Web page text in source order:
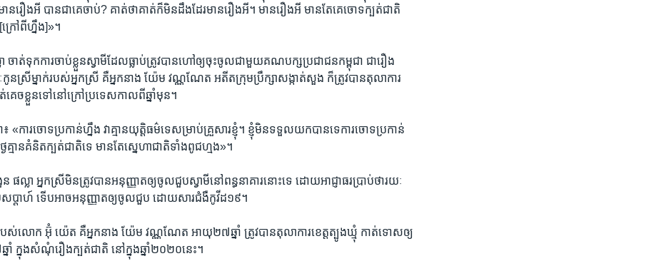
ាន​រឿង​អី បាន​ជា​គេ​ចាប់? គាត់​ថា​គាត់​ក៏​មិន​ដឹង​ដែរ​មាន​រឿង​អី។ មាន​រឿង​អី មាន​តែ​គេ​ចោទ​ក្បត់​ជាតិ​
រៅពី​ហ្នឹង]​»។
ចាត់​ទុក​ការ​ចាប់​ខ្លួនស្វាមី​ដែល​ធ្លាប់​ត្រូវ​បាន​ហៅ​ឲ្យ​ចុះ​ចូល​ជាមួយ​គណបក្ស​ប្រជា​ជន​កម្ពុជា ជា​រឿង​
ស្រី​ម្នាក់​របស់​អ្នកស្រី គឺ​អ្នកនាង យ៉ែម វណ្ណ​ណែត អតីត​ក្រុម​ប្រឹក្សា​សង្កាត់​សួង ក៏​ត្រូវ​បាន​តុលាការ​
េច​ខ្លួន​ទៅ​នៅ​ក្រៅ​ប្រទេស​កាល​ពី​ឆ្នាំ​មុន។
៖ «ការ​ចោទ​ប្រកាន់​ហ្នឹង វា​គ្មាន​យុត្តិធម៌​ទេ​សម្រាប់​គ្រួសារ​ខ្ញុំ។ ខ្ញុំ​មិន​ទទួលយក​បាន​ទេ​ការ​ចោទ​ប្រកាន់​
ៃ​គ្មាន​គំនិត​ក្បត់​ជាតិ​ទេ មាន​តែ​ស្នេហា​ជាតិ​ទាំង​ពូជ​ហ្មង»។
ផល្លា អ្នកស្រី​មិន​ត្រូវ​បាន​អនុញ្ញាត​ឲ្យ​ចូល​ជួបស្វាមី​នៅ​ពន្ធនាគារ​នោះ​ទេ ដោយ​អាជ្ញាធរ​ប្រាប់​ថា​រយៈ​
តាហ៍ ទើប​អាចអនុញ្ញាត​ឲ្យចូល​ជួប ដោយសារ​ជំងឺ​កូវីដ​១៩។
លោក អ៊ុំ យ៉េត គឺ​អ្នកនាង យ៉ែម វណ្ណ​ណែត អាយុ​២៧​ឆ្នាំ ​ត្រូវ​បាន​តុលាការ​ខេត្ត​ត្បូង​ឃ្មុំ ​កាត់​ទោស​ឲ្យ​
ឆ្នាំ ក្នុង​សំណុំ​រឿង​ក្បត់​ជាតិ នៅ​ក្នុង​ឆ្នាំ​២០២០នេះ។